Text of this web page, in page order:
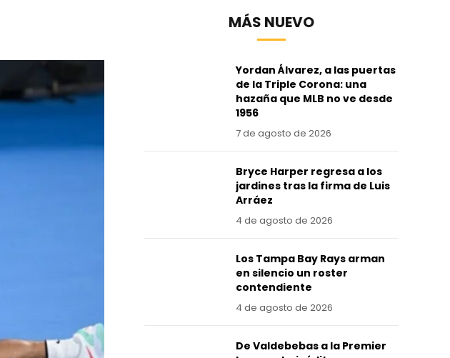
MÁS NUEVO
Yordan Álvarez, a las puertas
de la Triple Corona: una
hazaña que MLB no ve desde
1956
7 de agosto de 2026
Bryce Harper regresa a los
jardines tras la firma de Luis
Arráez
4 de agosto de 2026
Los Tampa Bay Rays arman
en silencio un roster
contendiente
4 de agosto de 2026
De Valdebebas a la Premier